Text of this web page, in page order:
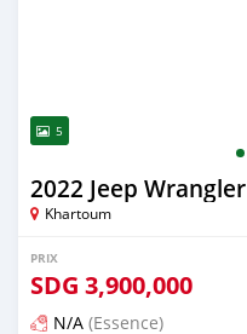
5
2022 Jeep Wrangler
Khartoum
PRIX
SDG 3,900,000
N/A (Essence)